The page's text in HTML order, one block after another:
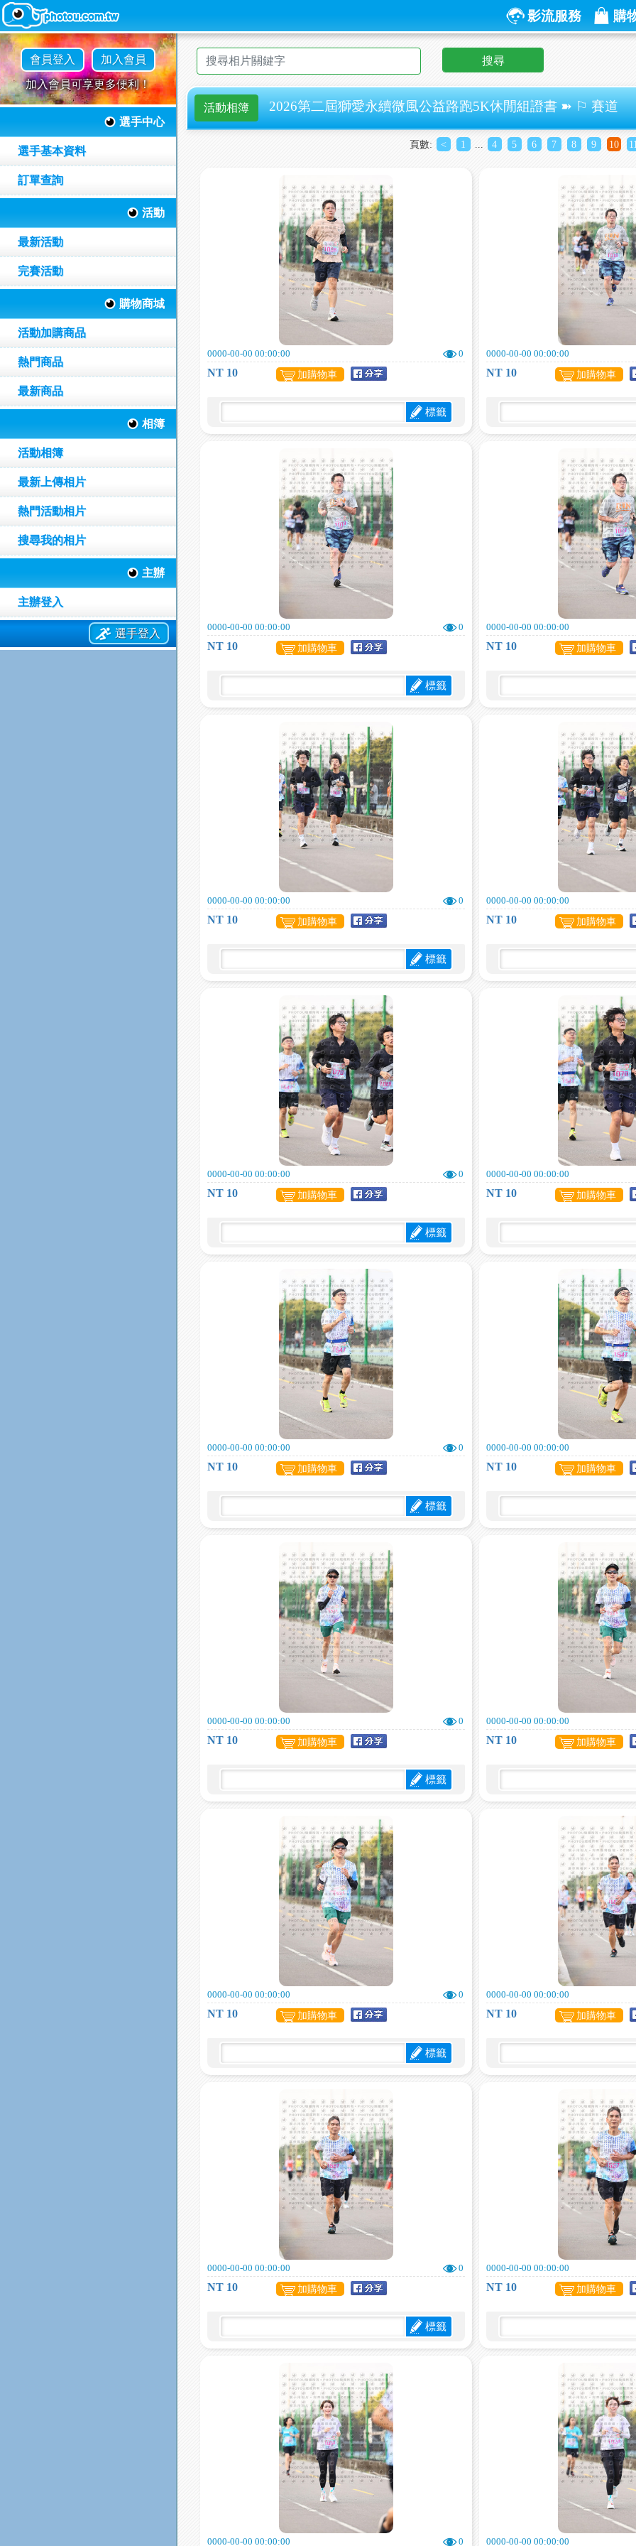
影流服務 購
會員登入 加入會員
加入會員可享更多便利！
選手中心
選手基本資料
訂單查詢
活動
最新活動
完賽活動
購物商城
活動加購商品
熱門商品
最新商品
相簿
活動相簿
最新上傳相片
熱門活動相片
搜尋我的相片
主辦
主辦登入
選手登入
搜尋
活動相簿 2026第二屆獅愛永續微風公益路跑5K休閒組證書 ➽ ⚐ 賽道
頁數: < 1 4 5 6 7 8 9 10
0000-00-00 00:00:00 0
NT 10 加購物車
標籤
0000-00-00 00:00:00
NT 10 加購物車
0000-00-00 00:00:00 0
NT 10 加購物車
標籤
0000-00-00 00:00:00
NT 10 加購物車
0000-00-00 00:00:00 0
NT 10 加購物車
標籤
0000-00-00 00:00:00
NT 10 加購物車
0000-00-00 00:00:00 0
NT 10 加購物車
標籤
0000-00-00 00:00:00
NT 10 加購物車
0000-00-00 00:00:00 0
NT 10 加購物車
標籤
0000-00-00 00:00:00
NT 10 加購物車
0000-00-00 00:00:00 0
NT 10 加購物車
標籤
0000-00-00 00:00:00
NT 10 加購物車
0000-00-00 00:00:00 0
NT 10 加購物車
標籤
0000-00-00 00:00:00
NT 10 加購物車
0000-00-00 00:00:00 0
NT 10 加購物車
標籤
0000-00-00 00:00:00
NT 10 加購物車
0000-00-00 00:00:00 0 0000-00-00 00:00:00